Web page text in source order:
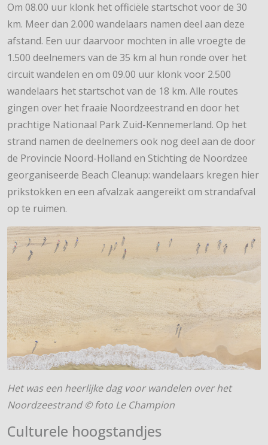
Om 08.00 uur klonk het officiële startschot voor de 30
km. Meer dan 2.000 wandelaars namen deel aan deze
afstand. Een uur daarvoor mochten in alle vroegte de
1.500 deelnemers van de 35 km al hun ronde over het
circuit wandelen en om 09.00 uur klonk voor 2.500
wandelaars het startschot van de 18 km. Alle routes
gingen over het fraaie Noordzeestrand en door het
prachtige Nationaal Park Zuid-Kennemerland. Op het
strand namen de deelnemers ook nog deel aan de door
de Provincie Noord-Holland en Stichting de Noordzee
georganiseerde Beach Cleanup: wandelaars kregen hier
prikstokken en een afvalzak aangereikt om strandafval
op te ruimen.
Het was een heerlijke dag voor wandelen over het
Noordzeestrand © foto Le Champion
Culturele hoogstandjes